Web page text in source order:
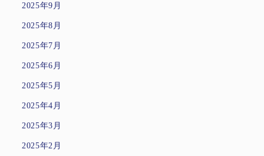
2025年9月
2025年8月
2025年7月
2025年6月
2025年5月
2025年4月
2025年3月
2025年2月